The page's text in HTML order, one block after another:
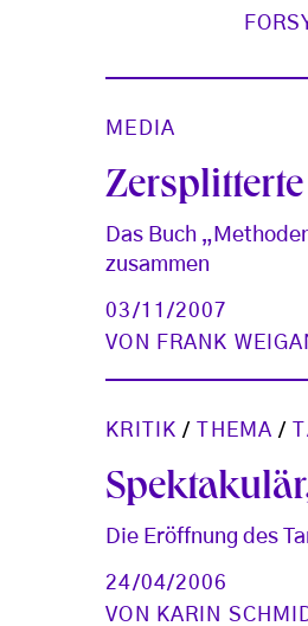
MEDIA
Das Buch
zusammen
03/11/2007
VON
FRANK
KRITIK / THEMA /
Die Eröffnung des
24/04/2006
VON
KARIN